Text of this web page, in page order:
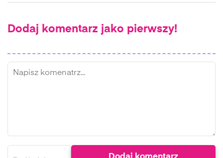
Dodaj komentarz jako pierwszy!